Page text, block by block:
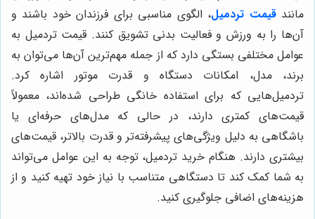
مانندقیمت تردمیل، الگوی مناسبی برای فرزندان خود باشند و
آن‌ها را به ورزش و فعالیت بدنی تشویق کنند. قیمت تردمیل به
عوامل مختلفی بستگی دارد که از جمله مهم‌ترین آن‌ها می‌توان به
برند، مدل، امکانات دستگاه و قدرت موتور اشاره کرد.
تردمیل‌هایی که برای استفاده خانگی طراحی شده‌اند، معمولاً
قیمت‌های کمتری دارند، در حالی که مدل‌های حرفه‌ای یا
باشگاهی به دلیل ویژگی‌های پیشرفته‌تر و قدرت بالاتر، قیمت‌های
بیشتری دارند. هنگام خرید تردمیل، توجه به این عوامل می‌تواند
به شما کمک کند تا دستگاهی متناسب با نیاز خود تهیه کنید و از
هزینه‌های اضافی جلوگیری کنید.